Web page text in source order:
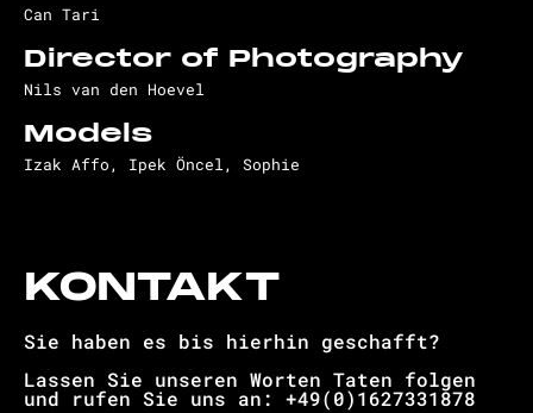
Can Tari
Director of Photography
Nils van den Hoevel
Models
Izak Affo, Ipek Öncel, Sophie
KONTAKT
Sie haben es bis hierhin geschafft?
Lassen Sie unseren Worten Taten folgen
und rufen Sie uns an: +49(0)1627331878